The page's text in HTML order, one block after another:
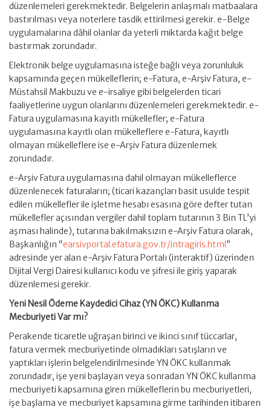
düzenlemeleri gerekmektedir. Belgelerin anlaşmalı matbaalara
bastırılması veya noterlere tasdik ettirilmesi gerekir. e-Belge
uygulamalarına dâhil olanlar da yeterli miktarda kağıt belge
bastırmak zorundadır.
Elektronik belge uygulamasına isteğe bağlı veya zorunluluk
kapsamında geçen mükelleflerin; e-Fatura, e-Arşiv Fatura, e-
Müstahsil Makbuzu ve e-irsaliye gibi belgelerden ticari
faaliyetlerine uygun olanlarını düzenlemeleri gerekmektedir. e-
Fatura uygulamasına kayıtlı mükellefler; e-Fatura
uygulamasına kayıtlı olan mükelleflere e-Fatura, kayıtlı
olmayan mükelleflere ise e-Arşiv Fatura düzenlemek
zorundadır.
e-Arşiv Fatura uygulamasına dahil olmayan mükelleflerce
düzenlenecek faturaların; (ticari kazançları basit usulde tespit
edilen mükellefler ile işletme hesabı esasına göre defter tutan
mükellefler açısından vergiler dahil toplam tutarının 3 Bin TL’yi
aşması halinde), tutarına bakılmaksızın e-Arşiv Fatura olarak,
Başkanlığın “earsivportal.efatura.gov.tr/intragiris.html ”
adresinde yer alan e-Arşiv Fatura Portalı (interaktif) üzerinden
Dijital Vergi Dairesi kullanıcı kodu ve şifresi ile giriş yaparak
düzenlemesi gerekir.
Yeni Nesil Ödeme Kaydedici Cihaz (YN ÖKC) Kullanma
Mecburiyeti Var mı?
Perakende ticaretle uğraşan birinci ve ikinci sınıf tüccarlar,
fatura vermek mecburiyetinde olmadıkları satışların ve
yaptıkları işlerin belgelendirilmesinde YN ÖKC kullanmak
zorundadır, işe yeni başlayan veya sonradan YN ÖKC kullanma
mecburiyeti kapsamına giren mükelleflerin bu mecburiyetleri,
işe başlama ve mecburiyet kapsamına girme tarihinden itibaren